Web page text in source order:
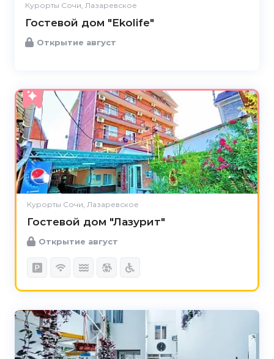
Курорты Сочи, Лазаревское
Гостевой дом "Ekolife"
Открытие август
Курорты Сочи, Лазаревское
Гостевой дом "Лазурит"
Открытие август